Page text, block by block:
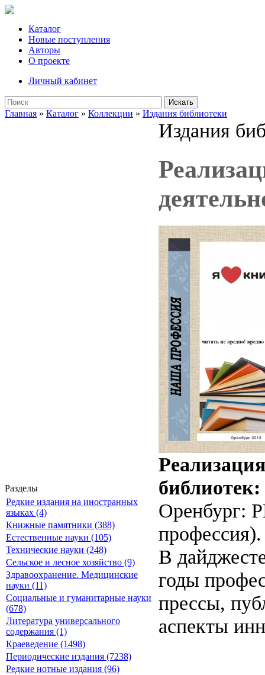
Каталог
Новые поступления
Авторы
О проекте
Личный кабинет
Искать
Главная » Каталог » Коллекции » Издания библиотеки
Разделы
Редкие издания на иностранных
языках (4)
Книжные памятники (388)
Естественные науки (105)
Технические науки (248)
Сельское и лесное хозяйство (9)
Здравоохранение. Медицинские
науки (11)
Социальные и гуманитарные науки
(678)
Литература универсального
содержания (1)
Краеведение (1498)
Периодические издания (7238)
Редкие нотные издания (96)
Издания
Оренбург:
профессия).
В
годы
прессы,
аспекты